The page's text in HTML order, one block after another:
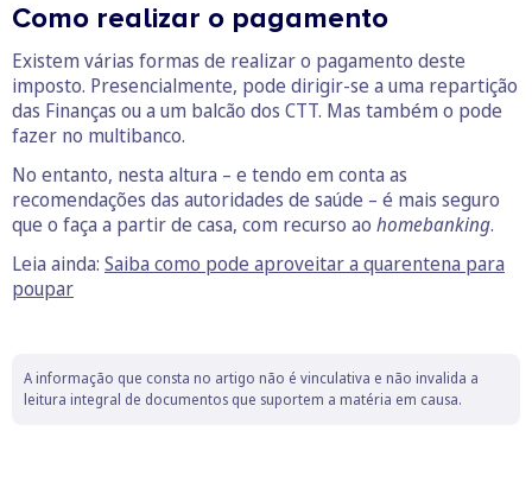
Como realizar o pagamento
Existem várias formas de realizar o pagamento deste
imposto. Presencialmente, pode dirigir-se a uma repartição
das Finanças ou a um balcão dos CTT. Mas também o pode
fazer no multibanco.
No entanto, nesta altura – e tendo em conta as
recomendações das autoridades de saúde – é mais seguro
que o faça a partir de casa, com recurso ao homebanking.
Leia ainda: Saiba como pode aproveitar a quarentena para
poupar
A informação que consta no artigo não é vinculativa e não invalida a
leitura integral de documentos que suportem a matéria em causa.